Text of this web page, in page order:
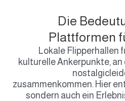
Die
Plattformen
Lokale Flipperhallen
kulturelle Ankerpunkte,
zusammenkommen. Hier
sondern auch ein